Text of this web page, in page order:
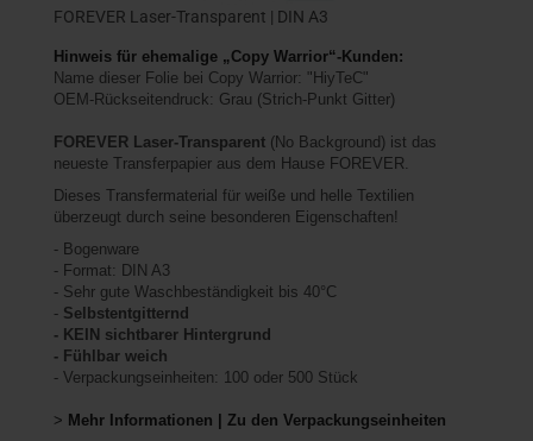
FOREVER Laser-Transparent | DIN A3
Hinweis für ehemalige „Copy Warrior“-Kunden:
Name dieser Folie bei Copy Warrior: "HiyTeC"
OEM-Rückseitendruck: Grau (Strich-Punkt Gitter)
FOREVER Laser-Transparent (No Background) ist das
neueste Transferpapier aus dem Hause FOREVER.
Dieses Transfermaterial für weiße und helle Textilien
überzeugt durch seine besonderen Eigenschaften!
- Bogenware
- Format: DIN A3
- Sehr gute Waschbeständigkeit bis 40°C
- Selbstentgitternd
- KEIN sichtbarer Hintergrund
- Fühlbar weich
- Verpackungseinheiten: 100 oder 500 Stück
> Mehr Informationen | Zu den Verpackungseinheiten